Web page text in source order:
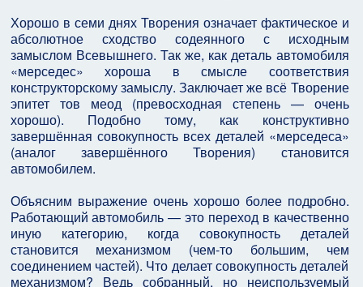
Хорошо в семи днях Творения означает фактическое и
абсолютное сходство содеянного с исходным
замыслом Всевышнего. Так же, как деталь автомобиля
«мерседес» хороша в смысле соответствия
конструкторскому замыслу. Заключает же всё Творение
эпитет тов меод (превосходная степень — очень
хорошо). Подобно тому, как конструктивно
завершённая совокупность всех деталей «мерседеса»
(аналог завершённого Творения) становится
автомобилем.
Объясним выражение очень хорошо более подробно.
Работающий автомобиль — это переход в качественно
иную категорию, когда совокупность деталей
становится механизмом (чем-то большим, чем
соединением частей). Что делает совокупность деталей
механизмом? Ведь собранный, но неиспользуемый